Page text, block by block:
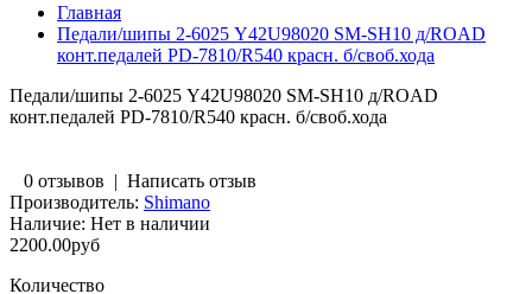
Главная
Педали/шипы 2-6025 Y42U98020 SM-SH10 д/ROAD
конт.педалей PD-7810/R540 красн. б/своб.хода
Педали/шипы 2-6025 Y42U98020 SM-SH10 д/ROAD
конт.педалей PD-7810/R540 красн. б/своб.хода
0 отзывов | Написать отзыв
Производитель: Shimano
Наличие: Нет в наличии
2200.00руб
Количество